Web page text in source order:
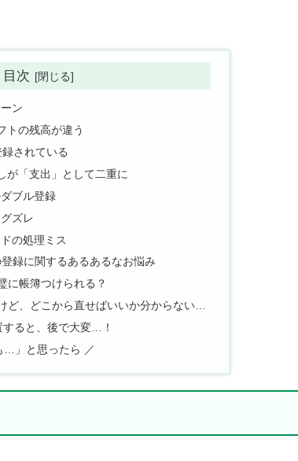
目次
ン
の残高が違う
されている
「支出」として二重に
ブル登録
ズレ
の処理ミス
録に関するあるあるなお悩み
に帳簿つけられる？
ど、どこから直せばいいか分からない…
ると、後で大変…！
…」と思ったら ／